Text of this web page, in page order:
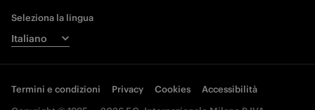
Seleziona la lingua
Termini e condizioni Privacy Cookies
Accessibilità